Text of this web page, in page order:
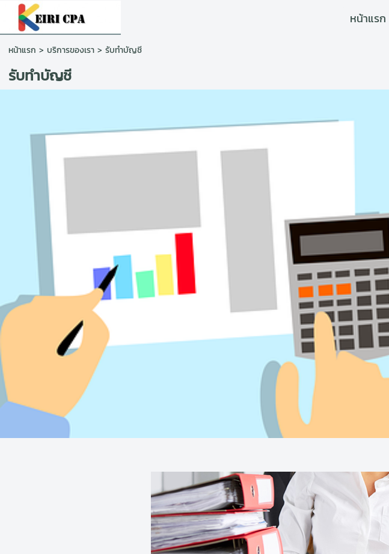
หน้าแรก
หน้าแรก > บริการของเรา> รับทำบัญชี
รับทำบัญชี